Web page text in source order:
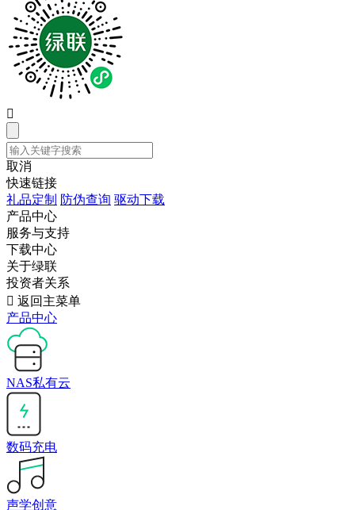

取消
快速链接
礼品定制 防伪查询 驱动下载
产品中心
服务与支持
下载中心
关于绿联
投资者关系
 返回主菜单
产品中心
NAS私有云
数码充电
声学创意